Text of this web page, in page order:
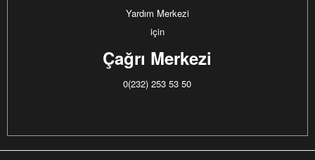
Yardım Merkezi
için
Çağrı Merkezi
0(232) 253 53 50